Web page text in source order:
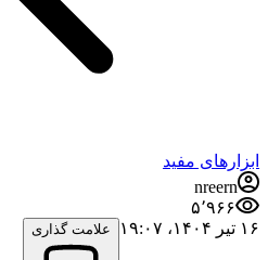
ابزارهای مفید
nreern
۵٬۹۶۶
۱۶ تیر ۱۴۰۴،‏ ۱۹:۰۷
علامت گذاری